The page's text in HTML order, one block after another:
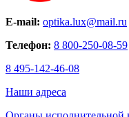
E-mail: optika.lux@mail.ru
Телефон: 8 800-250-08-59
8 495-142-46-08
Наши адреса